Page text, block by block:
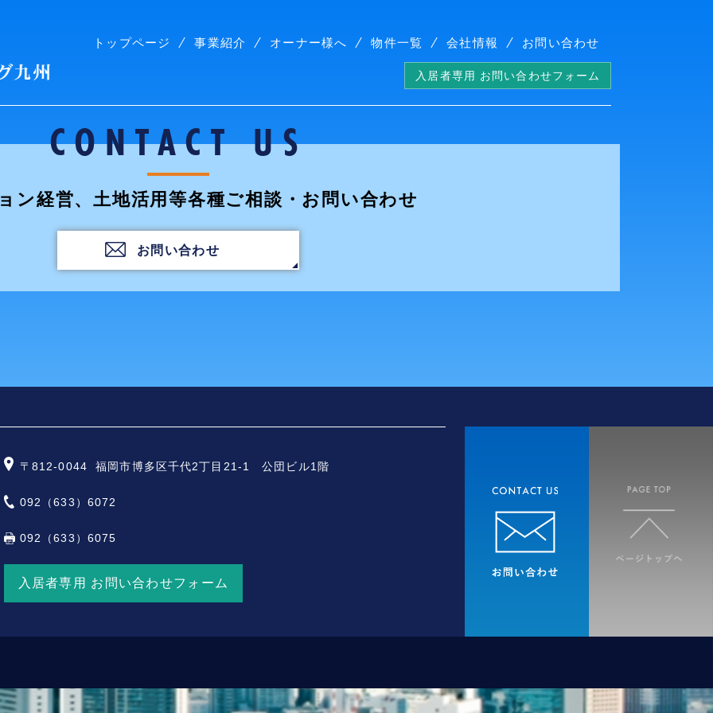
株式会社コープリビング九州
トップページ 事業紹介 オーナー様へ 物件一覧 会社情報 お問い合わせ
入居者専用 お問い合わせフォーム
CONTACT US
ン経営、土地活用等各種ご相談・お問い合わせ
お問い合わせ
〒812-0044 福岡市博多区千代2丁目21-1 公団ビル1階
092（633）6072
092（633）6075
入居者専用 お問い合わせフォーム